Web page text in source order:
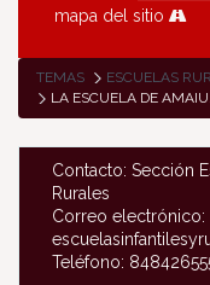
mapa del sitio
TEMAS ESCUELAS
LA ESCUELA DE AMAIUR CELEBRÓ SU DÍA DEL PIJAMA
Contacto: Sección
Rurales
Correo
Teléfono: